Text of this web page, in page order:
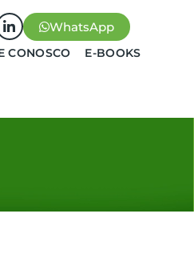
WhatsApp
CONOSCO E-BOOKS